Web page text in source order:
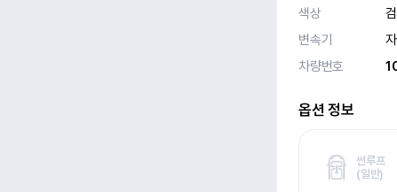
색상
변속기
차량번호
옵션 정보
썬루프
(일반)